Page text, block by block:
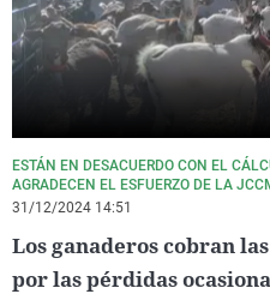
ESTÁN EN DESACUERDO CON EL
AGRADECEN EL ESFUERZO DE LA
31/12/2024 14:51
Los ganaderos cobran
por las pérdidas